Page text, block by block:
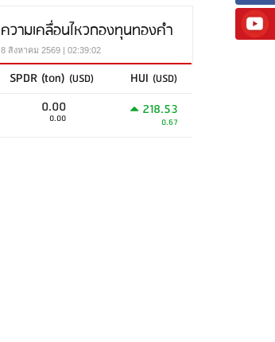
ความเคลื่อนไหวกองทุนทองคำ
8 สิงหาคม 2569 | 02:39:02
SPDR (ton) (USD) HUI (USD)
0.00
0.00 218.53
0.67